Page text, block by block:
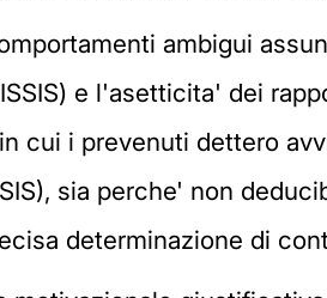
ambigui
e l'asetticita' dei
cui i prevenuti dettero
sia perche' non
determinazione di